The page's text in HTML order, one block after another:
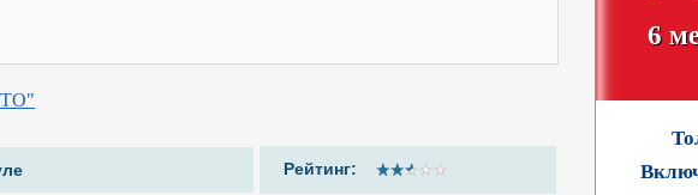
Рейтинг:
6